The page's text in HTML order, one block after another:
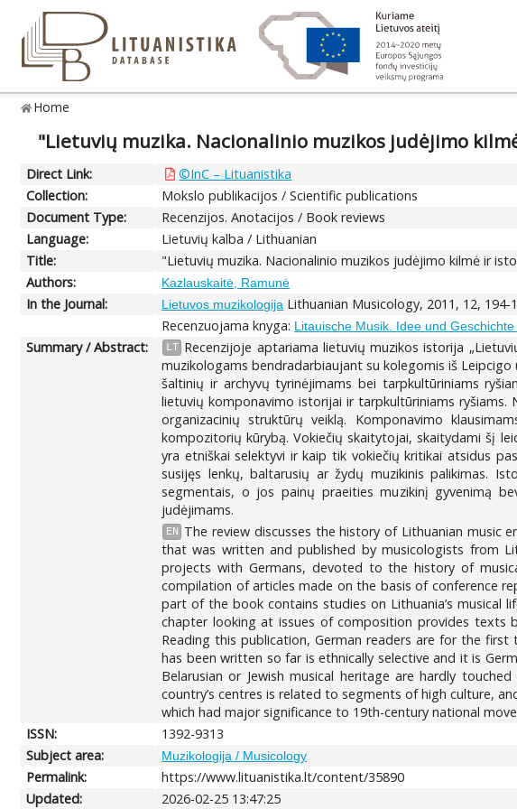
Home
"Lietuvių muzika. Nacionalinio muzikos judėjimo
Direct Link:
©InC – Lituanistika
Collection:
Mokslo publikacijos / Scientific publications
Document Type:
Recenzijos. Anotacijos / Book reviews
Language:
Lietuvių kalba / Lithuanian
Title:
"Lietuvių muzika. Nacionalinio muzikos judėjimo kilmė ir
Authors:
Kazlauskaitė, Ramunė
In the Journal: Lietuvos muzikologija Lithuanian Musicology, 2011, 12, 194-
Recenzuojama knyga: Litauische Musik. Idee und
Summary / Abstract:
LT Recenzijoje aptariama lietuvių muzikos istorija
muzikologams bendradarbiaujant su kolegomis iš
šaltinių ir archyvų tyrinėjimams bei tarpkultūriniams
lietuvių komponavimo istorijai ir tarpkultūriniams ryšiams.
organizacinių struktūrų veiklą. Komponavimo
kompozitorių kūrybą. Vokiečių skaitytojai, skaitydami šį
yra etniškai selektyvi ir kaip tik vokiečių kritikai atsidus
susijęs lenkų, baltarusių ar žydų muzikinis palikimas.
segmentais, o jos painų praeities muzikinį gyvenimą
judėjimams.
EN
The review discusses the history of Lithuanian music
that was written and published by musicologists from
projects with Germans, devoted to the history of
compilation of articles made on the basis of conference
part of the book contains studies on Lithuania’s
chapter looking at issues of composition provides texts
Reading this publication, German readers are for the
has been written so far is ethnically selective and it is
Belarusian or Jewish musical heritage are hardly
country’s centres is related to segments of high culture,
which had major significance to 19th-century national
ISSN:
1392-9313
Subject area:
Muzikologija / Musicology
Permalink:
https://www.lituanistika.lt/content/35890
Updated:
2026-02-25 13:47:25